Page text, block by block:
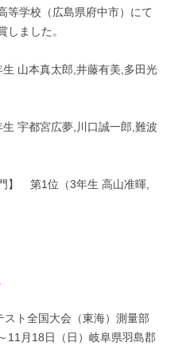
等学校（広島県府中市）にて
しました。
山本真太郎,井藤有美,多田光
宇都宮広夢,川口誠一郎,難波
】 第1位（3年生 高山准暉,
ト全国大会（東海）測量部
11月18日（日）岐阜県羽島郡